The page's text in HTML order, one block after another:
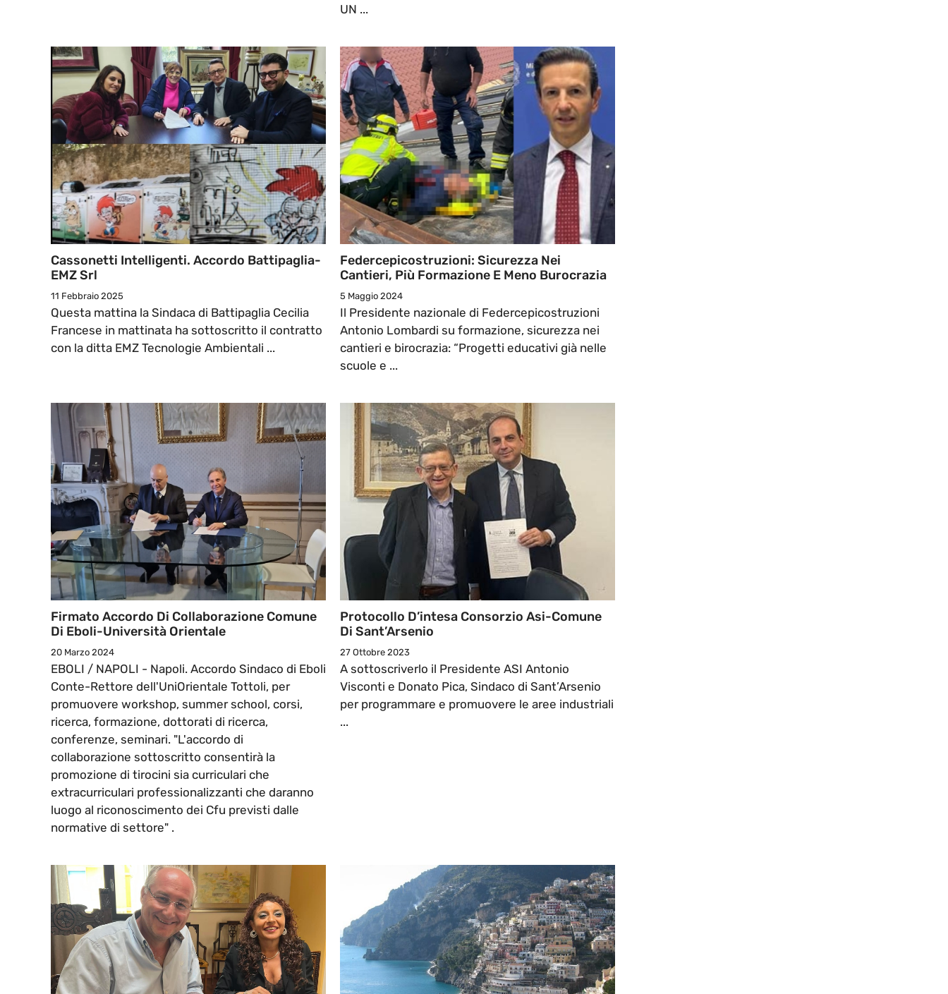
UN ...
Cassonetti Intelligenti. Accordo Battipaglia-
EMZ Srl
11 Febbraio 2025
Questa mattina la Sindaca di Battipaglia Cecilia
Francese in mattinata ha sottoscritto il contratto
con la ditta EMZ Tecnologie Ambientali ...
Federcepicostruzioni: Sicurezza Nei
Cantieri, Più Formazione E Meno Burocrazia
5 Maggio 2024
Il Presidente nazionale di Federcepicostruzioni
Antonio Lombardi su formazione, sicurezza nei
cantieri e birocrazia: “Progetti educativi già nelle
scuole e ...
Firmato Accordo Di Collaborazione Comune
Di Eboli-Università Orientale
20 Marzo 2024
EBOLI / NAPOLI - Napoli. Accordo Sindaco di Eboli
Conte-Rettore dell'UniOrientale Tottoli, per
promuovere workshop, summer school, corsi,
ricerca, formazione, dottorati di ricerca,
conferenze, seminari. "L'accordo di
collaborazione sottoscritto consentirà la
promozione di tirocini sia curriculari che
extracurriculari professionalizzanti che daranno
luogo al riconoscimento dei Cfu previsti dalle
normative di settore" .
Protocollo D’intesa Consorzio Asi-Comune
Di Sant’Arsenio
27 Ottobre 2023
A sottoscriverlo il Presidente ASI Antonio
Visconti e Donato Pica, Sindaco di Sant’Arsenio
per programmare e promuovere le aree industriali
...